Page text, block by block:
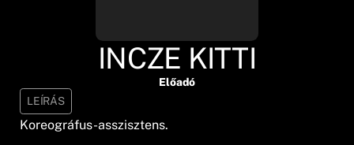
INCZE KITTI
Előadó
LEÍRÁS
Koreográfus-asszisztens.